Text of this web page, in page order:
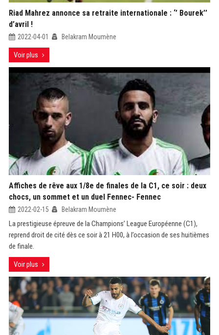
Riad Mahrez annonce sa retraite internationale : ‘’ Bourek’’
d’avril !
2022-04-01 Belakram Moumène
Voir plus
Affiches de rêve aux 1/8e de finales de la C1, ce soir : deux
chocs, un sommet et un duel Fennec- Fennec
2022-02-15 Belakram Moumène
La prestigieuse épreuve de la Champions’ League Européenne (C1),
reprend droit de cité dès ce soir à 21 H00, à l’occasion de ses huitièmes
de finale.
Voir plus